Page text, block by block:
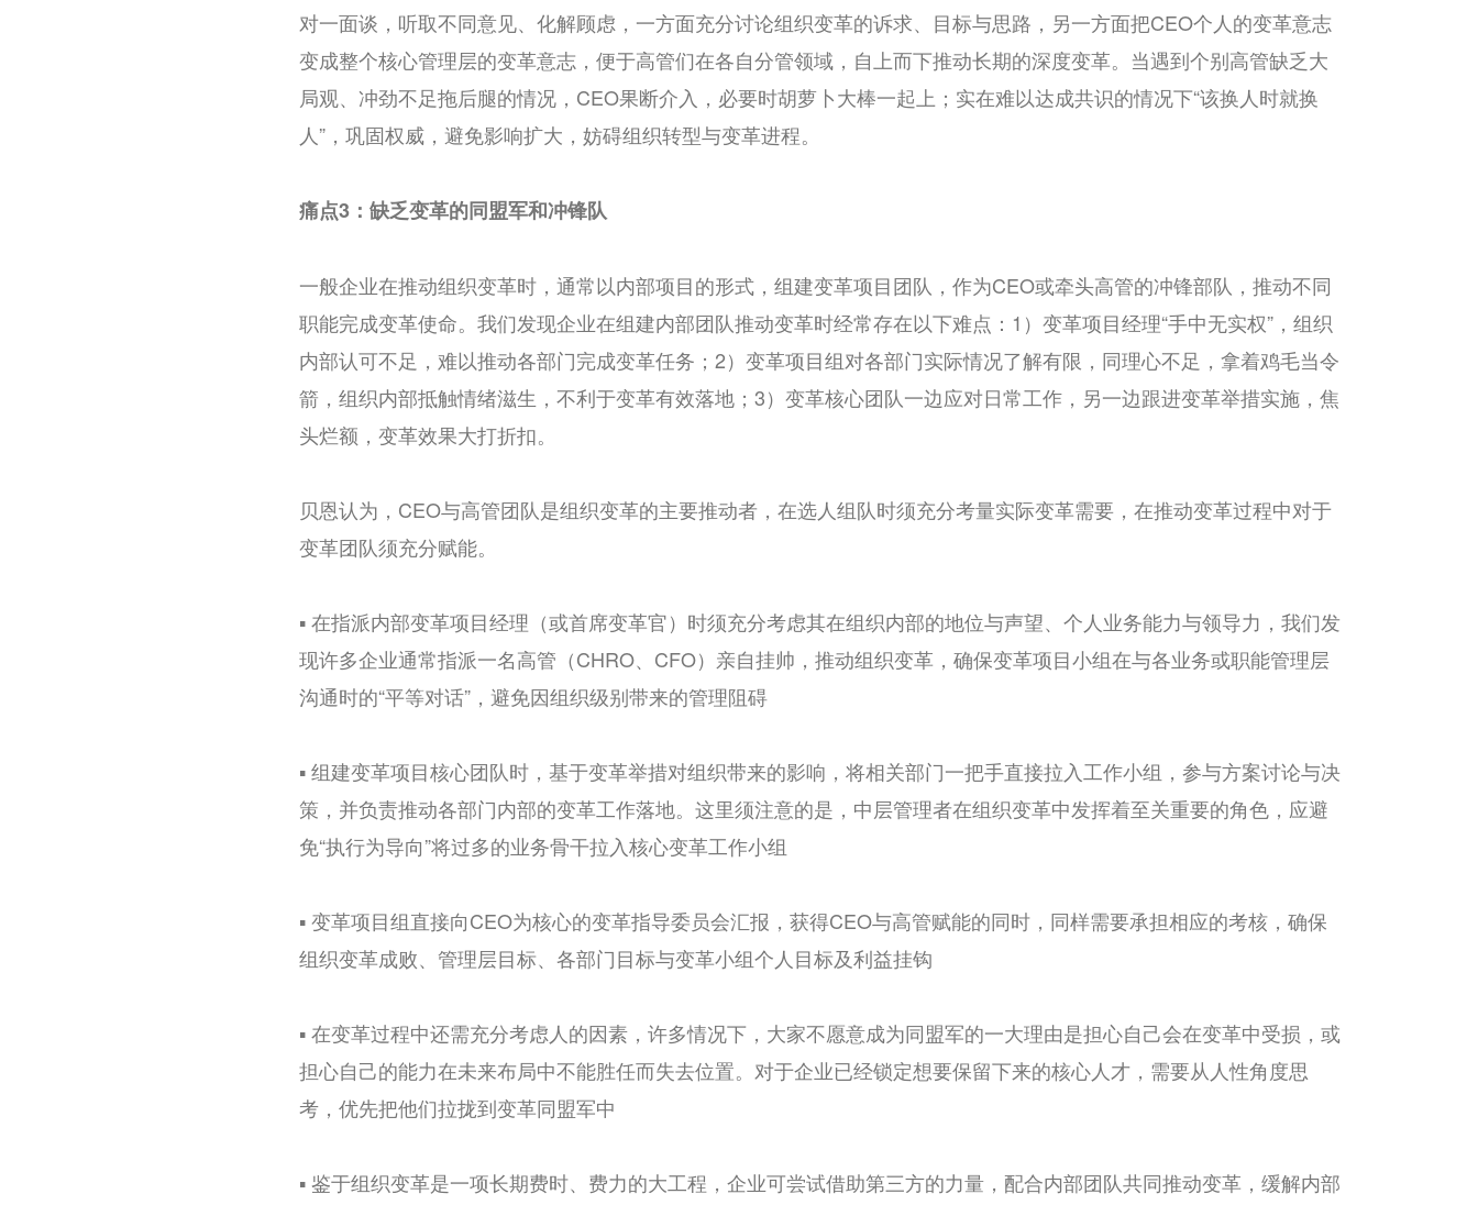
对一面谈，听取不同意见、化解顾虑，一方面充分讨论组织变革的诉求、目标与思路，另一方面把CEO个人的变革意志
变成整个核心管理层的变革意志，便于高管们在各自分管领域，自上而下推动长期的深度变革。当遇到个别高管缺乏大
局观、冲劲不足拖后腿的情况，CEO果断介入，必要时胡萝卜大棒一起上；实在难以达成共识的情况下“该换人时就换
人”，巩固权威，避免影响扩大，妨碍组织转型与变革进程。
痛点3：缺乏变革的同盟军和冲锋队
一般企业在推动组织变革时，通常以内部项目的形式，组建变革项目团队，作为CEO或牵头高管的冲锋部队，推动不同
职能完成变革使命。我们发现企业在组建内部团队推动变革时经常存在以下难点：1）变革项目经理“手中无实权”，组织
内部认可不足，难以推动各部门完成变革任务；2）变革项目组对各部门实际情况了解有限，同理心不足，拿着鸡毛当令
箭，组织内部抵触情绪滋生，不利于变革有效落地；3）变革核心团队一边应对日常工作，另一边跟进变革举措实施，焦
头烂额，变革效果大打折扣。
贝恩认为，CEO与高管团队是组织变革的主要推动者，在选人组队时须充分考量实际变革需要，在推动变革过程中对于
变革团队须充分赋能。
▪️ 在指派内部变革项目经理（或首席变革官）时须充分考虑其在组织内部的地位与声望、个人业务能力与领导力，我们发
现许多企业通常指派一名高管（CHRO、CFO）亲自挂帅，推动组织变革，确保变革项目小组在与各业务或职能管理层
沟通时的“平等对话”，避免因组织级别带来的管理阻碍
▪️ 组建变革项目核心团队时，基于变革举措对组织带来的影响，将相关部门一把手直接拉入工作小组，参与方案讨论与决
策，并负责推动各部门内部的变革工作落地。这里须注意的是，中层管理者在组织变革中发挥着至关重要的角色，应避
免“执行为导向”将过多的业务骨干拉入核心变革工作小组
▪️ 变革项目组直接向CEO为核心的变革指导委员会汇报，获得CEO与高管赋能的同时，同样需要承担相应的考核，确保
组织变革成败、管理层目标、各部门目标与变革小组个人目标及利益挂钩
▪️ 在变革过程中还需充分考虑人的因素，许多情况下，大家不愿意成为同盟军的一大理由是担心自己会在变革中受损，或
担心自己的能力在未来布局中不能胜任而失去位置。对于企业已经锁定想要保留下来的核心人才，需要从人性角度思
考，优先把他们拉拢到变革同盟军中
▪️ 鉴于组织变革是一项长期费时、费力的大工程，企业可尝试借助第三方的力量，配合内部团队共同推动变革，缓解内部